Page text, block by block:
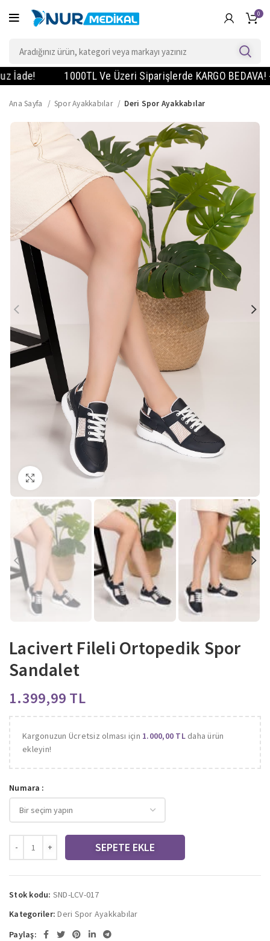
0
1000TL Ve Üzeri Siparişlerde KARGO BEDAVA! -
Ana Sayfa Spor Ayakkabılar Deri Spor Ayakkabılar
Büyütmek için tıklayın
Lacivert Fileli Ortopedik Spor
Sandalet
TL
Kargonuzun Ücretsiz olması için 1.000,00 TLdaha ürün
ekleyin!
Numara
SEPETE EKLE
Stok kodu: SND-LCV-017
Kategoriler: Deri Spor Ayakkabılar
Paylaş: